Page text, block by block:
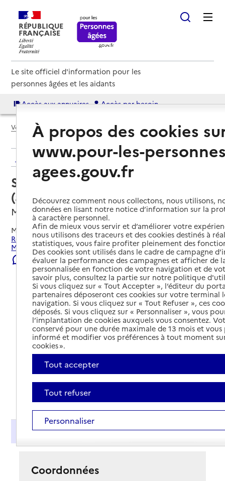
RÉPUBLIQUE
FRANÇAISE
Le site officiel d'information pour les
personnes âgées et les aidants
Accès aux annuaires Accès par besoin
Voir le fil d’Ariane
Retour aux résultats de l'annuaire
Service autonomie à domicile
(aide) – Association Asmdo
Marck, PAS-DE-CALAIS
Mis à jour le06/08/2026
Rechercher les établissements et services autour de
Marck.
Signaler une erreur
Présentation
Coordonnées
À propos des cookies
www.pour-les-
agees.gouv.fr
Découvrez comment nous collectons, nous utilisons,
données en lisant notre notice d’information sur la
à caractère personnel.
Afin de mieux vous servir et d’améliorer votre
nous utilisons des traceurs et des cookies destinés à
statistiques, vous faire profiter pleinement des
Des cookies sont utilisés dans le cadre de campagne
évaluer la performance des campagnes et afficher de
personnalisée en fonction de votre navigation et de
savoir plus, consultez la partie sur notre politique
Si vous cliquez sur « Tout Accepter », l’éditeur du
partenaires déposeront ces cookies sur votre terminal
navigation. Si vous cliquez sur « Tout Refuser », ces
déposés. Si vous cliquez sur « Personnaliser », vous
l’implantation de cookies auxquels vous consentez.
conservé pour une durée maximale de 13 mois et
informé et modifier vos préférences à tout moment
cookies ».
Tout accepter
Tout refuser
Personnaliser